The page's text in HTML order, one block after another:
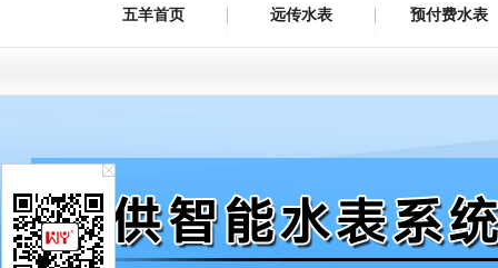
五羊首页 远传水表 预付费水表